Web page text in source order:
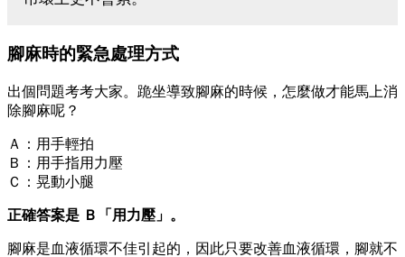
腳麻時的緊急處理方式
出個問題考考大家。跪坐導致腳麻的時候，怎麼做才能馬上消
除腳麻呢？
Ａ：用手輕拍
Ｂ：用手指用力壓
Ｃ：晃動小腿
正確答案是 Ｂ「用力壓」。
腳麻是血液循環不佳引起的，因此只要改善血液循環，腳就不